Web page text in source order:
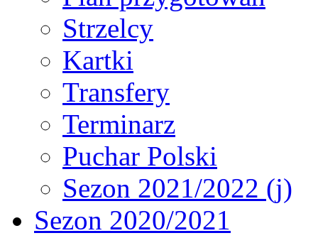
Strzelcy
Kartki
Transfery
Terminarz
Puchar Polski
Sezon 2021/2022 (j)
Sezon 2020/2021